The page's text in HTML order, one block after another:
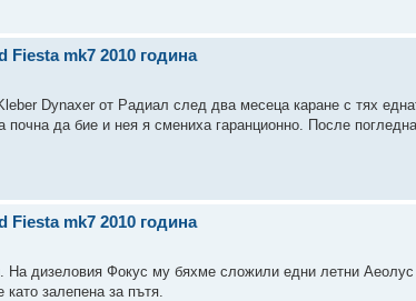
Fiesta mk7 2010 година
Dynaxer от Радиал след два месеца каране с тях
да бие и нея я смениха гаранционно. После
Fiesta mk7 2010 година
На дизеловия Фокус му бяхме сложили едни летни
залепена за пътя.